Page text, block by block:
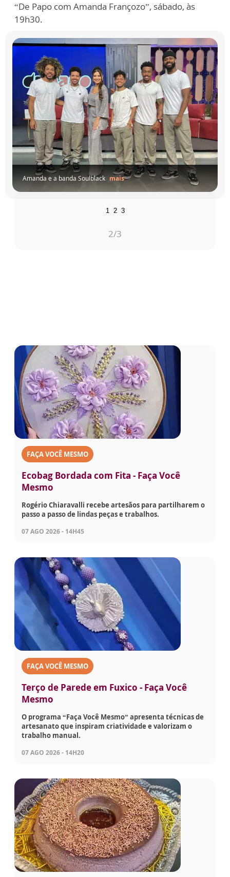
“De Papo com Amanda Françozo”, sábado, às
19h30.
Convidados
do
especial
de
aniversário...
mais
1 2 3
3/3
FAÇA VOCÊ MESMO
Ecobag Bordada com Fita - Faça Você
Mesmo
Rogério Chiaravalli recebe artesãos para partilharem o
passo a passo de lindas peças e trabalhos.
07 AGO 2026 - 14H45
FAÇA VOCÊ MESMO
Terço de Parede em Fuxico - Faça Você
Mesmo
O programa “Faça Você Mesmo” apresenta técnicas de
artesanato que inspiram criatividade e valorizam o
trabalho manual.
07 AGO 2026 - 14H20